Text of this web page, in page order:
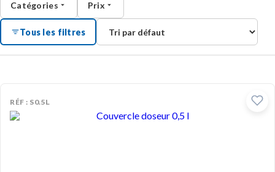
Catégories Prix
Tous les filtres
RÉF : S0.5L